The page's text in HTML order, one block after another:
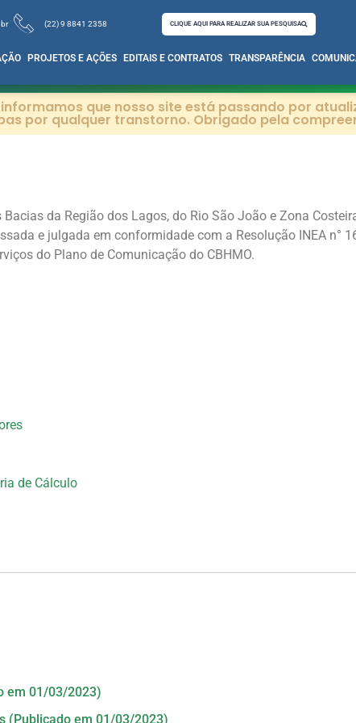
(22) 9 8841 2358 CLIQUE AQUI PARA REALIZAR SUA PESQUISA
PROJETOS E AÇÕES EDITAIS E CONTRATOS TRANSPARÊNCIA
que nosso site está passando por
por qualquer transtorno. Obrigado pela
da Região dos Lagos, do Rio São João e Zona
e julgada em conformidade com a Resolução INEA n°
do Plano de Comunicação do CBHMO.
de Cálculo
em 01/03/2023)
(Publicado em 01/03/2023)